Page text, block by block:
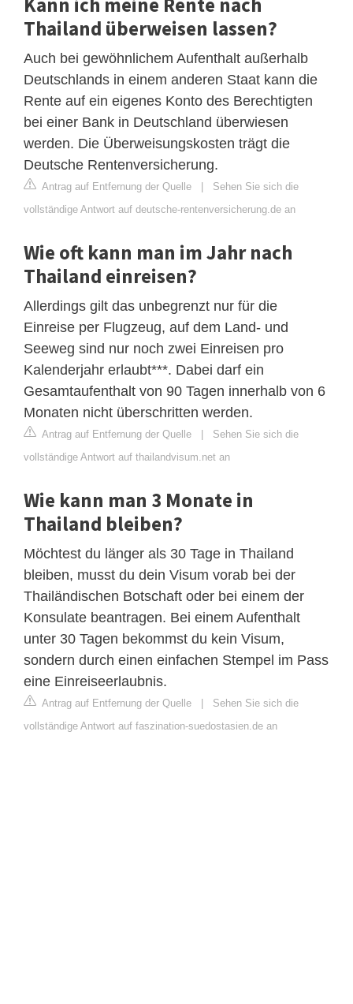
Thailand überweisen lassen?
Auch bei gewöhnlichem Aufenthalt außerhalb
Deutschlands in einem anderen Staat kann die
Rente auf ein eigenes Konto des Berechtigten
bei einer Bank in Deutschland überwiesen
werden. Die Überweisungskosten trägt die
Deutsche Rentenversicherung.
Antrag auf Entfernung der Quelle | Sehen Sie sich die
vollständige Antwort auf deutsche-rentenversicherung.de an
Wie oft kann man im Jahr nach
Thailand einreisen?
Allerdings gilt das unbegrenzt nur für die
Einreise per Flugzeug, auf dem Land- und
Seeweg sind nur noch zwei Einreisen pro
Kalenderjahr erlaubt***. Dabei darf ein
Gesamtaufenthalt von 90 Tagen innerhalb von 6
Monaten nicht überschritten werden.
Antrag auf Entfernung der Quelle | Sehen Sie sich die
vollständige Antwort auf thailandvisum.net an
Wie kann man 3 Monate in
Thailand bleiben?
Möchtest du länger als 30 Tage in Thailand
bleiben, musst du dein Visum vorab bei der
Thailändischen Botschaft oder bei einem der
Konsulate beantragen. Bei einem Aufenthalt
unter 30 Tagen bekommst du kein Visum,
sondern durch einen einfachen Stempel im Pass
eine Einreiseerlaubnis.
Antrag auf Entfernung der Quelle | Sehen Sie sich die
vollständige Antwort auf faszination-suedostasien.de an